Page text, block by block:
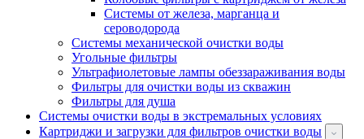
Системы от железа, марганца и
сероводорода
Системы механической очистки воды
Угольные фильтры
Ультрафиолетовые лампы обеззараживания воды
Фильтры для очистки воды из скважин
Фильтры для душа
Системы очистки воды в экстремальных условиях
Картриджи и загрузки для фильтров очистки воды